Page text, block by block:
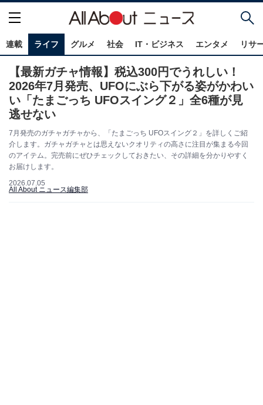
連載 ライフ グルメ 社会 IT・ビジネス エンタメ リサ
【最新ガチャ情報】税込300円でうれしい！
2026年7月発売、UFOにぶら下がる姿がかわい
い「たまごっち UFOスイング２」全6種が見
逃せない
7月発売のガチャガチャから、「たまごっち UFOスイング２」を詳しくご紹
介します。ガチャガチャとは思えないクオリティの高さに注目が集まる今回
のアイテム。完売前にぜひチェックしておきたい、その詳細を分かりやすく
お届けします。
2026.07.05
All About ニュース編集部